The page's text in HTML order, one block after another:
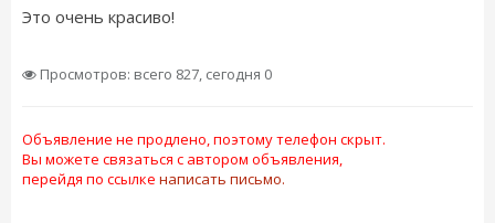
Это очень красиво!
Просмотров: всего 827, сегодня 0
Объявление не продлено, поэтому телефон скрыт.
Вы можете связаться с автором объявления,
перейдя по ссылке написать письмо.